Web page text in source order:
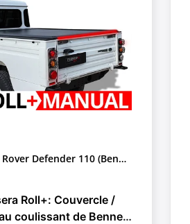
Defender 110 (Benne
Roll+: Couvercle /
coulissant de Benne